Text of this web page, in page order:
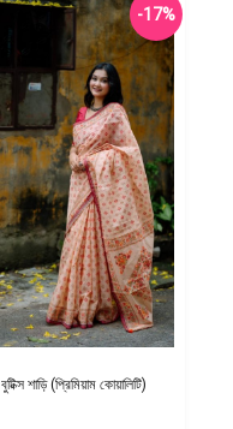
-17%
বুটিক্স শাড়ি (প্রিমিয়াম কোয়ালিটি)